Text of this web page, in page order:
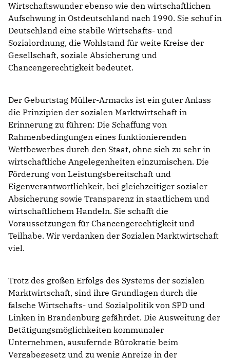
Wirtschaftswunder ebenso wie den wirtschaftlichen
Aufschwung in Ostdeutschland nach 1990. Sie schuf in
Deutschland eine stabile Wirtschafts- und
Sozialordnung, die Wohlstand für weite Kreise der
Gesellschaft, soziale Absicherung und
Chancengerechtigkeit bedeutet.
Der Geburtstag Müller-Armacks ist ein guter Anlass
die Prinzipien der sozialen Marktwirtschaft in
Erinnerung zu führen: Die Schaffung von
Rahmenbedingungen eines funktionierenden
Wettbewerbes durch den Staat, ohne sich zu sehr in
wirtschaftliche Angelegenheiten einzumischen. Die
Förderung von Leistungsbereitschaft und
Eigenverantwortlichkeit, bei gleichzeitiger sozialer
Absicherung sowie Transparenz in staatlichem und
wirtschaftlichem Handeln. Sie schafft die
Voraussetzungen für Chancengerechtigkeit und
Teilhabe. Wir verdanken der Sozialen Marktwirtschaft
viel.
Trotz des großen Erfolgs des Systems der sozialen
Marktwirtschaft, sind ihre Grundlagen durch die
falsche Wirtschafts- und Sozialpolitik von SPD und
Linken in Brandenburg gefährdet. Die Ausweitung der
Betätigungsmöglichkeiten kommunaler
Unternehmen, ausufernde Bürokratie beim
Vergabegesetz und zu wenig Anreize in der